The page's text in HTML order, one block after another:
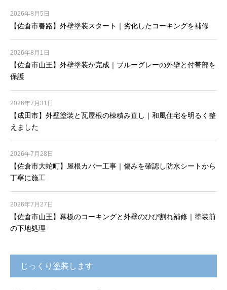
【佐倉市春路】外壁塗装スタート｜劣化したコーキングを補修
2026年8月5日
【佐倉市山王】外壁塗装が完成｜ブルーグレーの外壁と付帯部を
保護
2026年8月1日
【成田市】外壁塗装と瓦屋根の棟積み直し｜和風住宅を明るく整
えました
2026年7月31日
【佐倉市大蛇町】屋根カバー工事｜傷みを確認し防水シートから
丁寧に施工
2026年7月28日
【佐倉市山王】幕板のコーキングと外壁のひび割れ補修｜塗装前
の下地処理
2026年7月27日
じっくり塗装します